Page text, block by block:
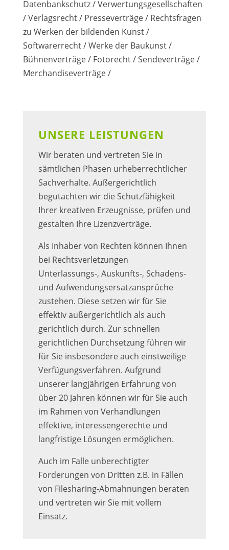
Datenbankschutz / Verwertungsgesellschaften
/ Verlagsrecht / Presseverträge / Rechtsfragen
zu Werken der bildenden Kunst /
Softwarerrecht / Werke der Baukunst /
Bühnenverträge / Fotorecht / Sendeverträge /
Merchandiseverträge /
UNSERE LEISTUNGEN
Wir beraten und vertreten Sie in
sämtlichen Phasen urheberrechtlicher
Sachverhalte. Außergerichtlich
begutachten wir die Schutzfähigkeit
Ihrer kreativen Erzeugnisse, prüfen und
gestalten Ihre Lizenzverträge.
Als Inhaber von Rechten können Ihnen
bei Rechtsverletzungen
Unterlassungs-, Auskunfts-, Schadens-
und Aufwendungsersatzansprüche
zustehen. Diese setzen wir für Sie
effektiv außergerichtlich als auch
gerichtlich durch. Zur schnellen
gerichtlichen Durchsetzung führen wir
für Sie insbesondere auch einstweilige
Verfügungsverfahren. Aufgrund
unserer langjährigen Erfahrung von
über 20 Jahren können wir für Sie auch
im Rahmen von Verhandlungen
effektive, interessengerechte und
langfristige Lösungen ermöglichen.
Auch im Falle unberechtigter
Forderungen von Dritten z.B. in Fällen
von Filesharing-Abmahnungen beraten
und vertreten wir Sie mit vollem
Einsatz.